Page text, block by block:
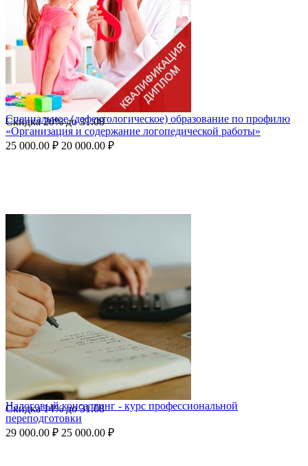
Скидка20%до31.08
Специальное (дефектологическое) образование по профилю
«Организация и содержание логопедической работы»
25 000.00 ₽ 20 000.00 ₽
Скидка14%до31.08
Налоговый консалтинг - курс профессиональной
переподготовки
29 000.00 ₽ 25 000.00 ₽